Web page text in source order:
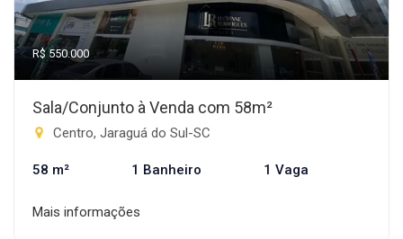
R$ 550.000
Sala/Conjunto à Venda com 58m²
Centro, Jaraguá do Sul-SC
58 m² 1 Banheiro 1 Vaga
Mais informações